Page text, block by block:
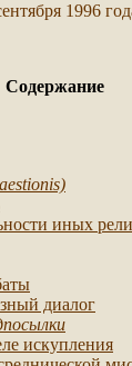
1996
Содержание
иных
диалог
искупления